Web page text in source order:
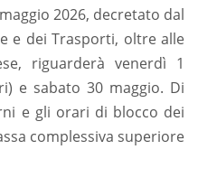
2026, decretato dal
e dei Trasporti, oltre alle
riguarderà venerdì 1
e sabato 30 maggio. Di
e gli orari di blocco dei
complessiva superiore